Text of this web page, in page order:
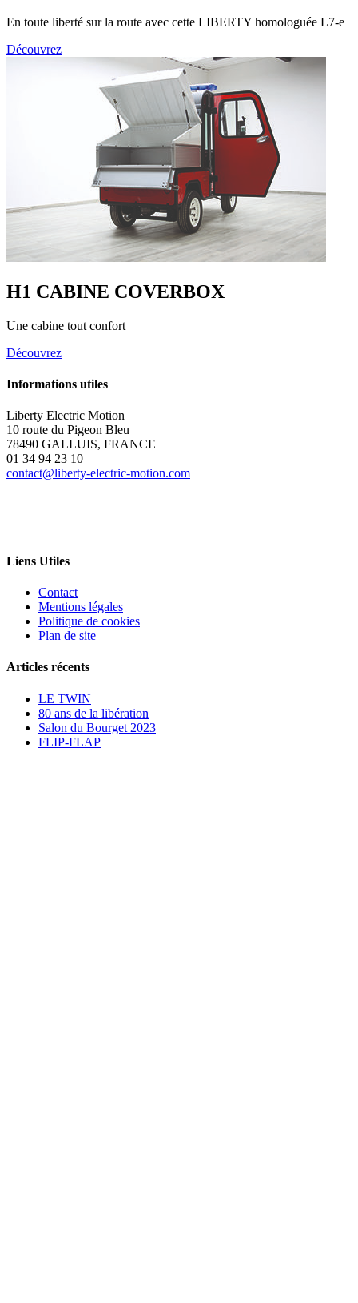
En toute liberté sur la route avec cette LIBERTY homologuée L7-e
Découvrez
H1 CABINE COVERBOX
Une cabine tout confort
Découvrez
Informations utiles
Liberty Electric Motion
10 route du Pigeon Bleu
78490 GALLUIS, FRANCE
01 34 94 23 10
contact@liberty-electric-motion.com
Liens Utiles
Contact
Mentions légales
Politique de cookies
Plan de site
Articles récents
LE TWIN
80 ans de la libération
Salon du Bourget 2023
FLIP-FLAP